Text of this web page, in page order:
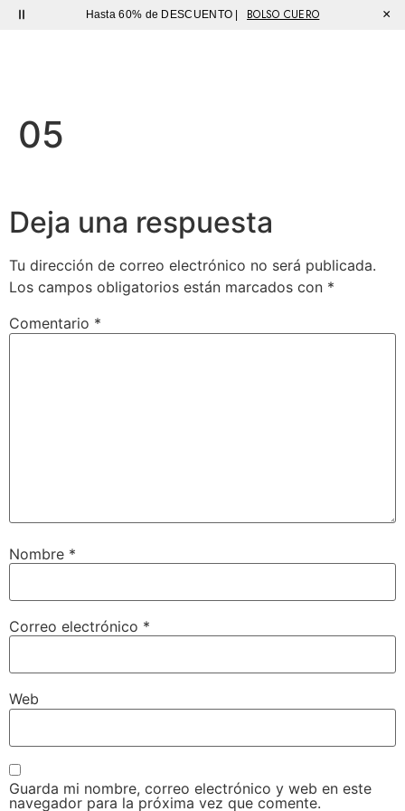
Hasta 60% de DESCUENTO | BOLSO CUERO ×
05
Deja una respuesta
Tu dirección de correo electrónico no será publicada.
Los campos obligatorios están marcados con *
Comentario *
Nombre *
Correo electrónico *
Web
Guarda mi nombre, correo electrónico y web en este
navegador para la próxima vez que comente.